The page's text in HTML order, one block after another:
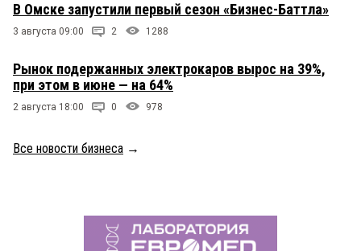
В Омске запустили первый сезон «Бизнес-Баттла»
3 августа 09:00 2 1288
Рынок подержанных электрокаров вырос на 39%,
при этом в июне — на 64%
2 августа 18:00 0 978
Все новости бизнеса →